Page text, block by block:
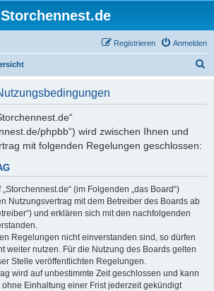
Storchennest.de
Anmelden
Registrieren
phpbb“) wird zwischen Ihnen und
mit folgenden Regelungen geschlossen:
(im Folgenden „das Board“)
Nutzungsvertrag mit dem Betreiber des Boards ab
und erklären sich mit den nachfolgenden
Regelungen nicht einverstanden sind, so dürfen
weiter nutzen. Für die Nutzung des Boards gelten
Stelle veröffentlichten Regelungen.
wird auf unbestimmte Zeit geschlossen und kann
Einhaltung einer Frist jederzeit gekündigt